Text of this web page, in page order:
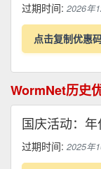
过期时间: 2026年
点击复制优惠
WormNet历史
国庆活动：
过期时间: 2025年